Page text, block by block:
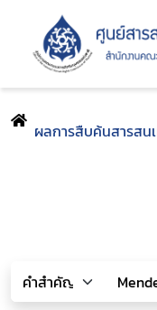
ผลการสืบค้นสารสน